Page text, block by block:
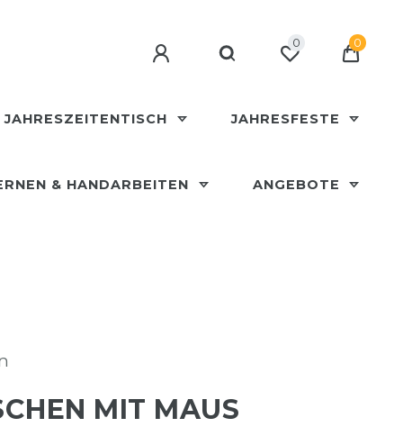
0 0
JAHRESZEITENTISCH JAHRESFESTE
& HANDARBEITEN ANGEBOTE
MIT MAUS